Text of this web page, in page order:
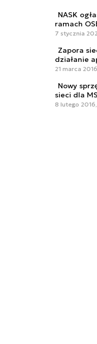
NASK
ramach
7 stycznia
Zapora
działanie
21 marca
Nowy
sieci dla
8 lutego 2016,